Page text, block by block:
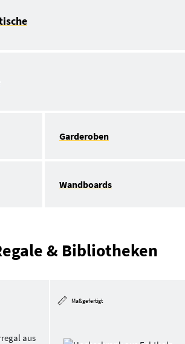
Garderoben
Wandboards
& Bibliotheken
Maßgefertigt